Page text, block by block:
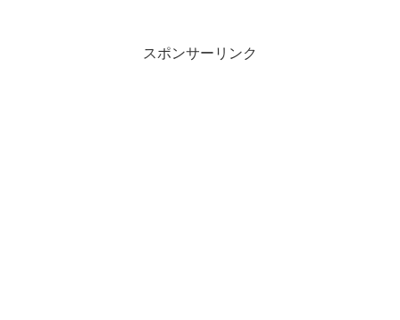
スポンサーリンク